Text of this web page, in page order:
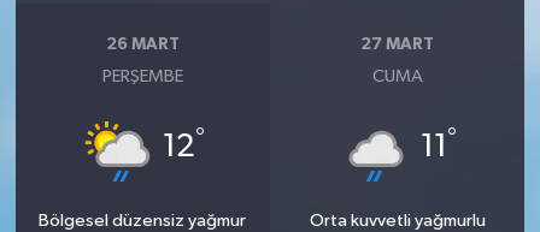
26 MART
PERŞEMBE
12°
Bölgesel düzensiz yağmur
27 MART
CUMA
11 °
Orta kuvvetli yağmurlu